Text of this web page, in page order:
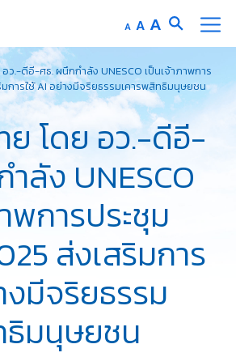
A Decrease
font
size.
AReset
font
size.
A Increase
font
size.
อว.-ดีอี-ศธ. ผนึกกำลัง UNESCO เป็นเจ้าภาพการ
มการใช้ AI อย่างมีจริยธรรมเคารพสิทธิมนุษยชน
ย โดย อว.-ดีอี-
ลัง UNESCO
พการประชุม
ส่งเสริมการ
งมีจริยธรรม
ธิมนุษยชน